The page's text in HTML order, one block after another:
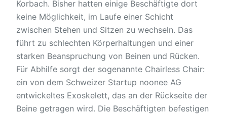
Korbach. Bisher hatten einige Beschäftigte dort
keine Möglichkeit, im Laufe einer Schicht
zwischen Stehen und Sitzen zu wechseln. Das
führt zu schlechten Körperhaltungen und einer
starken Beanspruchung von Beinen und Rücken.
Für Abhilfe sorgt der sogenannte Chairless Chair:
ein von dem Schweizer Startup noonee AG
entwickeltes Exoskelett, das an der Rückseite der
Beine getragen wird. Die Beschäftigten befestigen